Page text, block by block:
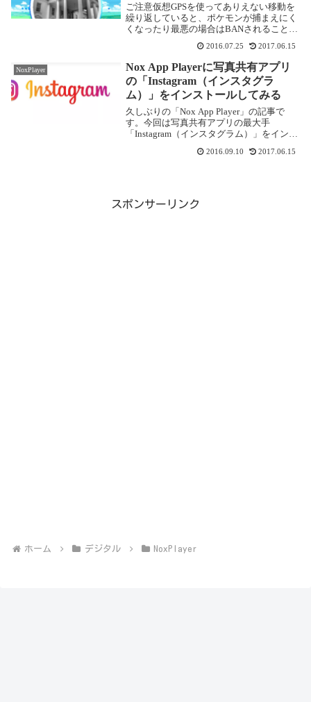
ご注意仮想GPSを使ってありえない移動を
繰り返していると、ポケモンが捕まえにく
くなったり最悪の場合はBANされることも
いいたします。 前回無事に「Nox App
Player」に「Pokémon GO...
2016.07.25 2017.06.15
NoxPlayer
Nox App Playerに写真共有アプリ
の「Instagram（インスタグラ
ム）」をインストールしてみる
久しぶりの「Nox App Player」の記事で
す。今回は写真共有アプリの最大手
「Instagram（インスタグラム）」をインス
インスタを使っていないので初体験でし
2016.09.10 2017.06.15
スポンサーリンク
ホーム デジタル NoxPlayer